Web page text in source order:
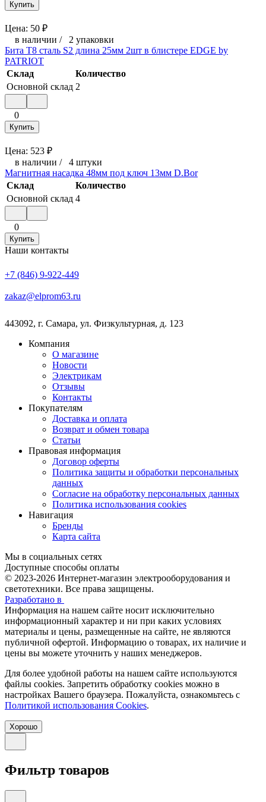
Купить
Цена: 50 ₽
в наличии / 2 упаковки
Бита T8 сталь S2 длина 25мм 2шт в блистере EDGE by
PATRIOT
Склад
Количество
Основной склад 2
0
Купить
Цена: 523 ₽
в наличии / 4 штуки
Магнитная насадка 48мм под ключ 13мм D.Bor
Склад
Количество
Основной склад 4
0
Купить
Наши контакты
+7 (846) 9-922-449
zakaz@elprom63.ru
443092, г. Самара, ул. Физкультурная, д. 123
Компания
О магазине
Новости
Электрикам
Отзывы
Контакты
Покупателям
Доставка и оплата
Возврат и обмен товара
Статьи
Правовая информация
Договор оферты
Политика защиты и обработки персональных
данных
Согласие на обработку персональных данных
Политика использования cookies
Навигация
Бренды
Карта сайта
Мы в социальных сетях
Доступные способы оплаты
© 2023-2026 Интернет-магазин электрооборудования и
светотехники. Все права защищены.
Разработано в
Информация на нашем сайте носит исключительно
информационный характер и ни при каких условиях
материалы и цены, размещенные на сайте, не являются
публичной офертой. Информацию о товарах, их наличие и
цены вы можете уточнить у наших менеджеров.
Для более удобной работы на нашем сайте используются
файлы сookies. Запретить обработку cookies можно в
настройках Вашего браузера. Пожалуйста, ознакомьтесь с
Политикой использования Cookies.
Хорошо
Фильтр товаров